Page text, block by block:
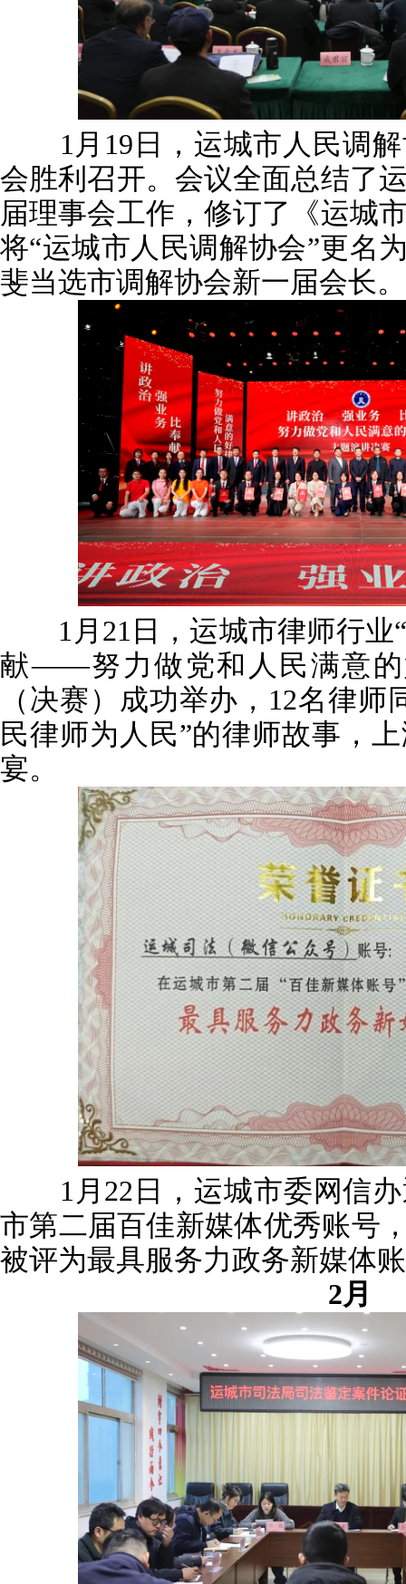
1月19日，运城市人民调解
会胜利召开。会议全面总结了
届理事会工作，修订了《运城
将“运城市人民调解协会”更名
斐当选市调解协会新一届会长。
1月21日，运城市律师行业“
献——努力做党和人民满意的
（决赛）成功举办，12名律
民律师为人民”的律师故事，
宴。
1月22日，运城市委网信办
市第二届百佳新媒体优秀账号
被评为最具服务力政务新媒体
2月